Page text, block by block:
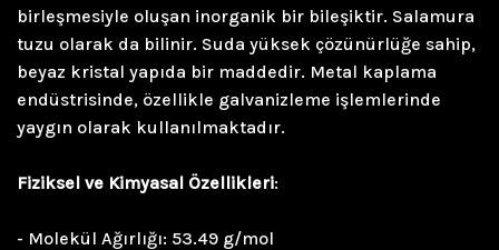
birleşmesiyle oluşan inorganik bir bileşiktir. Salamura
tuzu olarak da bilinir. Suda yüksek çözünürlüğe sahip,
beyaz kristal yapıda bir maddedir. Metal kaplama
endüstrisinde, özellikle galvanizleme işlemlerinde
yaygın olarak kullanılmaktadır.
Fiziksel ve Kimyasal Özellikleri:
- Molekül Ağırlığı: 53.49 g/mol